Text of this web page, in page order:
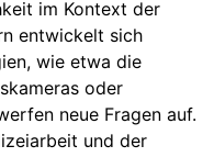
im Kontext der
entwickelt sich
wie etwa die
oder
neue Fragen auf.
und der